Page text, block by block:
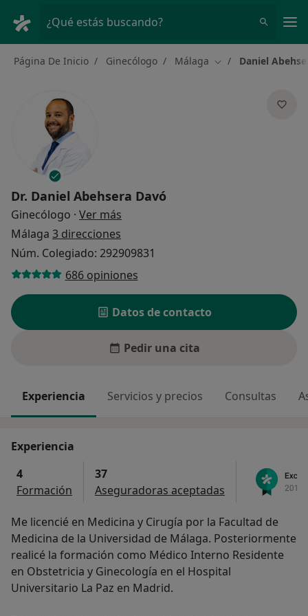
¿Qué estás buscando?
Página De Inicio Ginecólogo Málaga Cambiar de ciudad
Daniel
Dr. Daniel Abehsera Davó
Ginecólogo · Ver más
Málaga 3 direcciones
Núm. Colegiado: 292909831
686 opiniones
Datos de contacto
Pedir una cita
Experiencia Servicios y precios Consultas
Experiencia
4
Formación
37
Aseguradoras aceptadas
Me licencié en Medicina y Cirugía por la Facultad de
Medicina de la Universidad de Málaga. Posteriormente
realicé la formación como Médico Interno Residente
en Obstetricia y Ginecología en el Hospital
Universitario La Paz en Madrid.